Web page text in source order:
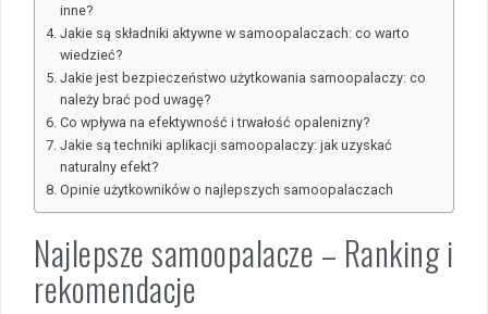
inne?
Jakie są składniki aktywne w samoopalaczach: co warto
wiedzieć?
Jakie jest bezpieczeństwo użytkowania samoopalaczy: co
należy brać pod uwagę?
Co wpływa na efektywność i trwałość opalenizny?
Jakie są techniki aplikacji samoopalaczy: jak uzyskać
naturalny efekt?
Opinie użytkowników o najlepszych samoopalaczach
Najlepsze samoopalacze – Ranking i
rekomendacje